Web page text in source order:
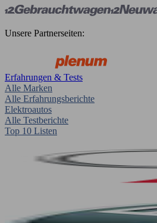
Unsere Partnerseiten:
Erfahrungen & Tests
Alle Marken
Alle Erfahrungsberichte
Elektroautos
Alle Testberichte
Top 10 Listen